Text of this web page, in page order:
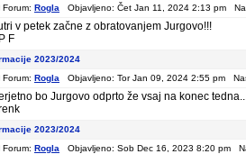
Forum: Rogla Objavljeno: Čet Jan 11, 2024 2:13 pm
v petek začne z obratovanjem Jurgovo!!!
F
2023/2024
Forum: Rogla Objavljeno: Tor Jan 09, 2024 2:55 pm
bo Jurgovo odprto že vsaj na konec
2023/2024
Forum: Rogla Objavljeno: Sob Dec 16, 2023 8:20 pm